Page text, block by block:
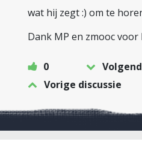
wat hij zegt :) om te
Dank MP en zmooc voor
0
Vorige discussie